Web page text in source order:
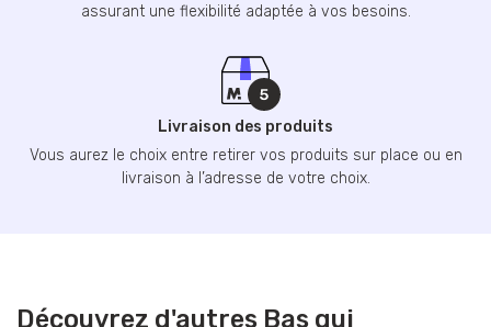
assurant une flexibilité adaptée à vos besoins.
Livraison des produits
Vous aurez le choix entre retirer vos produits sur place ou en
livraison à l’adresse de votre choix.
Découvrez d'autres Bas qui